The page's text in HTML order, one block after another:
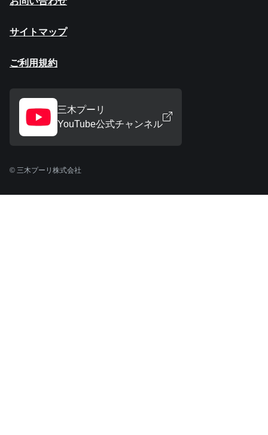
サイトマップ
ご利用規約
三木プーリ
YouTube公式チャンネル
© 三木プーリ株式会社